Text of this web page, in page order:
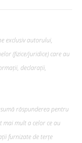
exclusiv autorului,
(fizice/juridice) care au
declarații,
răspunderea pentru
mult a celor ce au
furnizate de terțe